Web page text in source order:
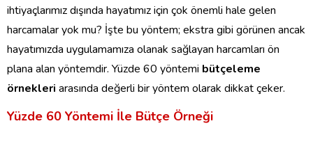
ihtiyaçlarımız dışında hayatımız için çok önemli hale gelen
harcamalar yok mu? İşte bu yöntem; ekstra gibi görünen ancak
hayatımızda uygulamamıza olanak sağlayan harcamları ön
plana alan yöntemdir. Yüzde 60 yöntemi bütçeleme
örnekleri arasında değerli bir yöntem olarak dikkat çeker.
Yüzde 60 Yöntemi İle Bütçe Örneği